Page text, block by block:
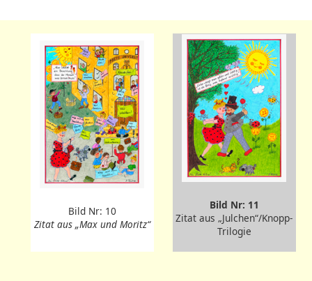
Bild Nr: 10
Zitat aus „Max und Moritz“
Bild Nr: 11
Zitat aus „Julchen“/Knopp-
Trilogie